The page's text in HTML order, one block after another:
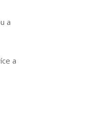
a
a